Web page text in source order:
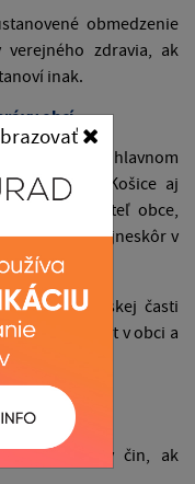
obmedzenie
zdravia, ak
inak.
obcí
v hlavnom
a v meste Košice aj
obyvateľ obce,
a najneskôr v
mestskej časti
trvalý pobyt v obci a
rokov veku.
trestný čin, ak